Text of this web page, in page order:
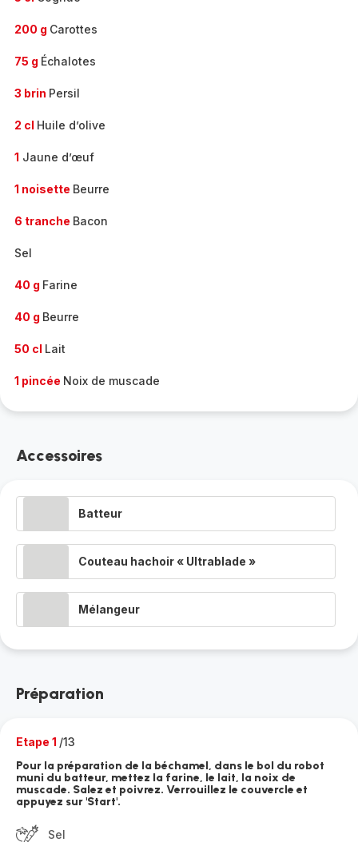
200 g Carottes
75 g Échalotes
3 brin Persil
2 cl Huile d’olive
1 Jaune d’œuf
1 noisette Beurre
6 tranche Bacon
Sel
40 g Farine
40 g Beurre
50 cl Lait
1 pincée Noix de muscade
Accessoires
Batteur
Couteau hachoir « Ultrablade »
Mélangeur
Préparation
Etape 1 /13
Pour la préparation de la béchamel, dans le bol du robot
muni du batteur, mettez la farine, le lait, la noix de
muscade. Salez et poivrez. Verrouillez le couvercle et
appuyez sur 'Start'.
Sel